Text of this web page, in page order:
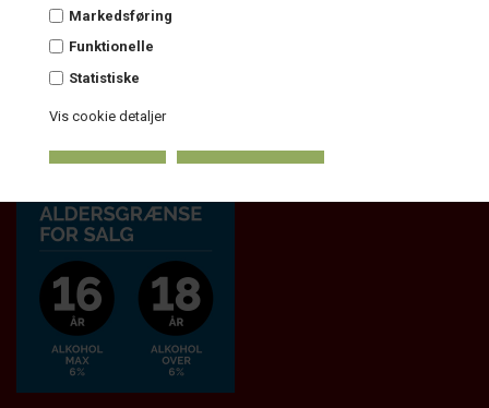
Markedsføring
Funktionelle
Statistiske
Vis cookie detaljer
+45 2175 6698
info@pinotageshoppen.dk
CVR.: 30261801